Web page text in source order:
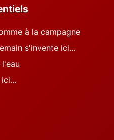
à la campagne
s'invente ici...
l'eau